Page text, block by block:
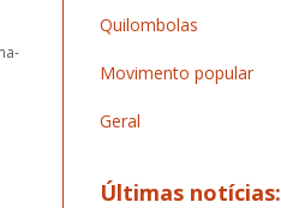
Quilombolas
Movimento popular
Geral
Últimas notícias: